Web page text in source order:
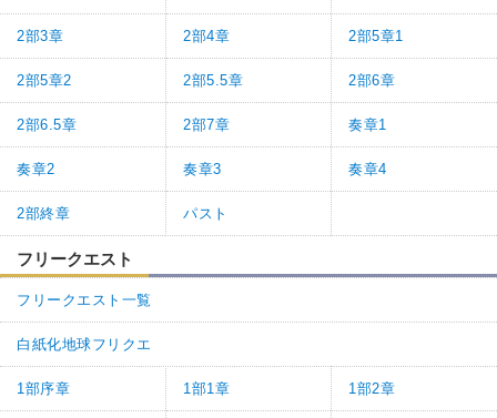
2部3章 2部4章 2部5章1
2部5章2 2部5.5章 2部6章
2部6.5章 2部7章 奏章1
奏章2 奏章3 奏章4
2部終章 パスト
フリークエスト
フリークエスト一覧
白紙化地球フリクエ
1部序章 1部1章 1部2章